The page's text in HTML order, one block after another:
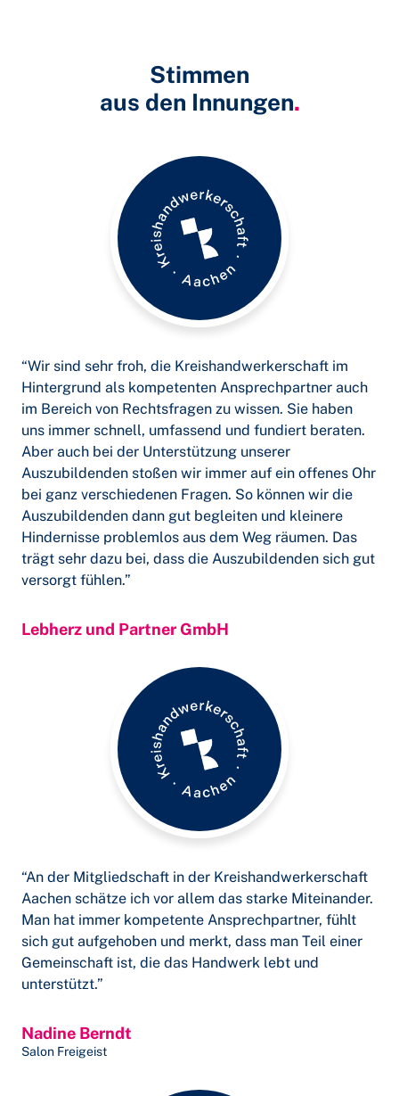
Stimmen
aus den Innungen.
“Wir sind sehr froh, die Kreishandwerkerschaft im
Hintergrund als kompetenten Ansprechpartner auch
im Bereich von Rechtsfragen zu wissen. Sie haben
uns immer schnell, umfassend und fundiert beraten.
Aber auch bei der Unterstützung unserer
Auszubildenden stoßen wir immer auf ein offenes Ohr
bei ganz verschiedenen Fragen. So können wir die
Auszubildenden dann gut begleiten und kleinere
Hindernisse problemlos aus dem Weg räumen. Das
trägt sehr dazu bei, dass die Auszubildenden sich gut
versorgt fühlen.”
Lebherz und Partner GmbH
“An der Mitgliedschaft in der Kreishandwerkerschaft
Aachen schätze ich vor allem das starke Miteinander.
Man hat immer kompetente Ansprechpartner, fühlt
sich gut aufgehoben und merkt, dass man Teil einer
Gemeinschaft ist, die das Handwerk lebt und
unterstützt.”
Nadine Berndt
Salon Freigeist